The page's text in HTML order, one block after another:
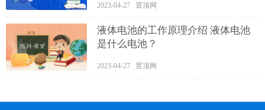
2023-04-27 置顶网
液体电池的工作原理介绍 液体电池
是什么电池？
2023-04-27 置顶网